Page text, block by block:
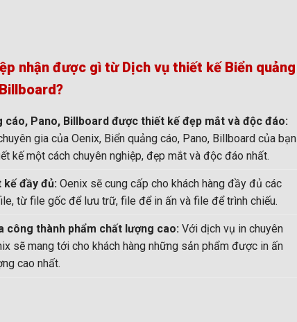
nhận được gì từ Dịch vụ thiết kế Biển quảng
cáo, Pano, Billboard được thiết kế đẹp mắt và độc đáo:
gia của Oenix, Biển quảng cáo, Pano, Billboard của bạn
kế một cách chuyên nghiệp, đẹp mắt và độc đáo nhất.
kế đầy đủ: Oenix sẽ cung cấp cho khách hàng đầy đủ các
từ file gốc để lưu trữ, file để in ấn và file để trình chiếu.
công thành phẩm chất lượng cao: Với dịch vụ in chuyên
sẽ mang tới cho khách hàng những sản phẩm được in ấn
cao nhất.